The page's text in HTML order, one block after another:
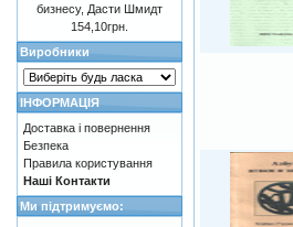
бизнесу, Дасти Шмидт
154,10грн.
Виробники
ІНФОРМАЦІЯ
Доставка і повернення
Безпека
Правила користування
Наші Контакти
Ми підтримуємо: